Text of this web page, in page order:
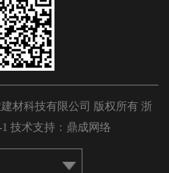
材科技有限公司 版权所有 浙
技术支持： 鼎成网络